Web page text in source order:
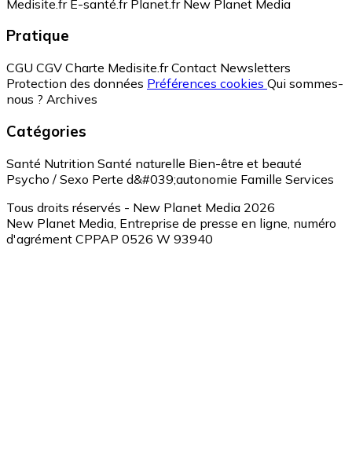
Medisite.fr E-santé.fr Planet.fr New Planet Media
Pratique
CGU CGV Charte Medisite.fr Contact Newsletters
Protection des données Préférences cookies Qui sommes-
nous ? Archives
Catégories
Santé Nutrition Santé naturelle Bien-être et beauté
Psycho / Sexo Perte d&#039;autonomie Famille Services
Tous droits réservés - New Planet Media 2026
New Planet Media, Entreprise de presse en ligne, numéro
d'agrément CPPAP 0526 W 93940